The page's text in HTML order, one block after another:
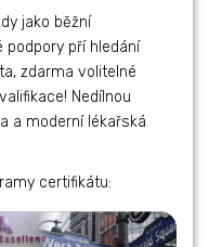
jako běžní
pří hledání
zdarma volitelné
Nedílnou
a moderní lékařská
certifikátu: